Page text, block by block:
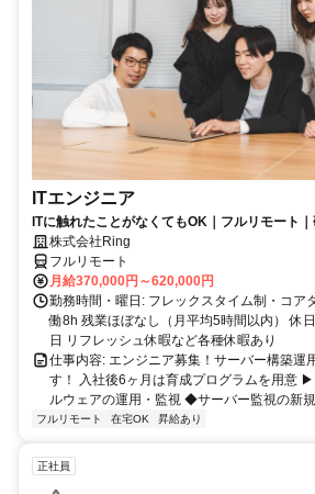
ITエンジニア
ITに触れたことがなくてもOK｜フルリモート
株式会社Ring
フルリモート
月給370,000円～620,000円
勤務時間・曜日: フレックスタイム制・コア
働8h 残業ほぼなし（月平均5時間以内） 休
日 リフレッシュ休暇など各種休暇あり
仕事内容: エンジニア募集！サーバー構築運
す！ 入社後6ヶ月は育成プログラムを用意
ルウェアの運用・監視 ◆サーバー監視の新
フルリモート 在宅OK 昇給あり
正社員